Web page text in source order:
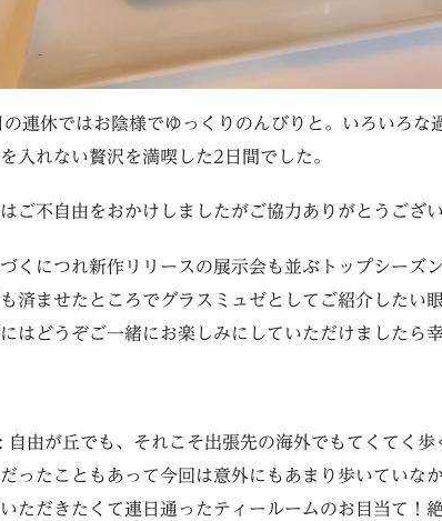
連休ではお陰様でゆっくりのんびりと。いろいろな
入れない贅沢を満喫した2日間でした。
ご不自由をおかけしましたがご協力ありがとうござい
くにつれ新作リリースの展示会も並ぶトップシーズ
済ませたところでグラスミュゼとしてご紹介したい
はどうぞご一緒にお楽しみにしていただけましたら幸
自由が丘でも、それこそ出張先の海外でもてくてく歩
ったこともあって今回は意外にもあまり歩いていな
ただきたくて連日通ったティールームのお目当て！